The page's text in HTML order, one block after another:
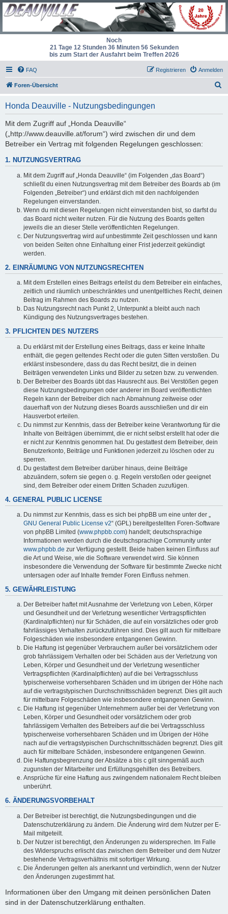
Noch
21 Tage 12 Stunden 36 Minuten 56 Sekunden
bis zum Start der Ausfahrt beim Treffen 2026
FAQ Anmelden
Registrieren
Foren-Übersicht
Honda Deauville - Nutzungsbedingungen
Mit dem Zugriff auf „Honda Deauville“
(„http://www.deauville.at/forum“) wird zwischen dir und dem
Betreiber ein Vertrag mit folgenden Regelungen geschlossen:
1. NUTZUNGSVERTRAG
Mit dem Zugriff auf „Honda Deauville“ (im Folgenden „das Board“)
schließt du einen Nutzungsvertrag mit dem Betreiber des Boards ab (im
Folgenden „Betreiber“) und erklärst dich mit den nachfolgenden
Regelungen einverstanden.
Wenn du mit diesen Regelungen nicht einverstanden bist, so darfst du
das Board nicht weiter nutzen. Für die Nutzung des Boards gelten
jeweils die an dieser Stelle veröffentlichten Regelungen.
Der Nutzungsvertrag wird auf unbestimmte Zeit geschlossen und kann
von beiden Seiten ohne Einhaltung einer Frist jederzeit gekündigt
werden.
2. EINRÄUMUNG VON NUTZUNGSRECHTEN
Mit dem Erstellen eines Beitrags erteilst du dem Betreiber ein einfaches,
zeitlich und räumlich unbeschränktes und unentgeltliches Recht, deinen
Beitrag im Rahmen des Boards zu nutzen.
Das Nutzungsrecht nach Punkt 2, Unterpunkt a bleibt auch nach
Kündigung des Nutzungsvertrages bestehen.
3. PFLICHTEN DES NUTZERS
Du erklärst mit der Erstellung eines Beitrags, dass er keine Inhalte
enthält, die gegen geltendes Recht oder die guten Sitten verstoßen. Du
erklärst insbesondere, dass du das Recht besitzt, die in deinen
Beiträgen verwendeten Links und Bilder zu setzen bzw. zu verwenden.
Der Betreiber des Boards übt das Hausrecht aus. Bei Verstößen gegen
diese Nutzungsbedingungen oder anderer im Board veröffentlichten
Regeln kann der Betreiber dich nach Abmahnung zeitweise oder
dauerhaft von der Nutzung dieses Boards ausschließen und dir ein
Hausverbot erteilen.
Du nimmst zur Kenntnis, dass der Betreiber keine Verantwortung für die
Inhalte von Beiträgen übernimmt, die er nicht selbst erstellt hat oder die
er nicht zur Kenntnis genommen hat. Du gestattest dem Betreiber, dein
Benutzerkonto, Beiträge und Funktionen jederzeit zu löschen oder zu
sperren.
Du gestattest dem Betreiber darüber hinaus, deine Beiträge
abzuändern, sofern sie gegen o. g. Regeln verstoßen oder geeignet
sind, dem Betreiber oder einem Dritten Schaden zuzufügen.
4. GENERAL PUBLIC LICENSE
Du nimmst zur Kenntnis, dass es sich bei phpBB um eine unter der „
GNU General Public License v2“ (GPL) bereitgestellten Foren-Software
von phpBB Limited (www.phpbb.com) handelt; deutschsprachige
Informationen werden durch die deutschsprachige Community unter
www.phpbb.de zur Verfügung gestellt. Beide haben keinen Einfluss auf
die Art und Weise, wie die Software verwendet wird. Sie können
insbesondere die Verwendung der Software für bestimmte Zwecke nicht
untersagen oder auf Inhalte fremder Foren Einfluss nehmen.
5. GEWÄHRLEISTUNG
Der Betreiber haftet mit Ausnahme der Verletzung von Leben, Körper
und Gesundheit und der Verletzung wesentlicher Vertragspflichten
(Kardinalpflichten) nur für Schäden, die auf ein vorsätzliches oder grob
fahrlässiges Verhalten zurückzuführen sind. Dies gilt auch für mittelbare
Folgeschäden wie insbesondere entgangenen Gewinn.
Die Haftung ist gegenüber Verbrauchern außer bei vorsätzlichem oder
grob fahrlässigem Verhalten oder bei Schäden aus der Verletzung von
Leben, Körper und Gesundheit und der Verletzung wesentlicher
Vertragspflichten (Kardinalpflichten) auf die bei Vertragsschluss
typischerweise vorhersehbaren Schäden und im übrigen der Höhe nach
auf die vertragstypischen Durchschnittsschäden begrenzt. Dies gilt auch
für mittelbare Folgeschäden wie insbesondere entgangenen Gewinn.
Die Haftung ist gegenüber Unternehmern außer bei der Verletzung von
Leben, Körper und Gesundheit oder vorsätzlichem oder grob
fahrlässigem Verhalten des Betreibers auf die bei Vertragsschluss
typischerweise vorhersehbaren Schäden und im Übrigen der Höhe
nach auf die vertragstypischen Durchschnittsschäden begrenzt. Dies gilt
auch für mittelbare Schäden, insbesondere entgangenen Gewinn.
Die Haftungsbegrenzung der Absätze a bis c gilt sinngemäß auch
zugunsten der Mitarbeiter und Erfüllungsgehilfen des Betreibers.
Ansprüche für eine Haftung aus zwingendem nationalem Recht bleiben
unberührt.
6. ÄNDERUNGSVORBEHALT
Der Betreiber ist berechtigt, die Nutzungsbedingungen und die
Datenschutzerklärung zu ändern. Die Änderung wird dem Nutzer per E-
Mail mitgeteilt.
Der Nutzer ist berechtigt, den Änderungen zu widersprechen. Im Falle
des Widerspruchs erlischt das zwischen dem Betreiber und dem Nutzer
bestehende Vertragsverhältnis mit sofortiger Wirkung.
Die Änderungen gelten als anerkannt und verbindlich, wenn der Nutzer
den Änderungen zugestimmt hat.
Informationen über den Umgang mit deinen persönlichen Daten
sind in der Datenschutzerklärung enthalten.